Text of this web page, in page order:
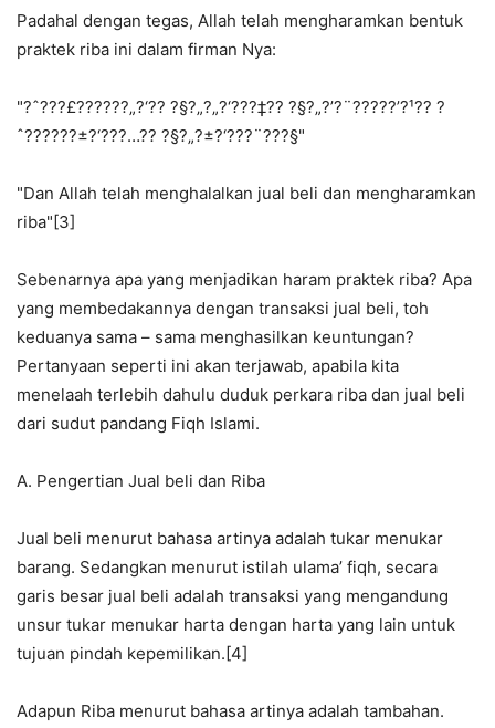
Padahal dengan tegas, Allah telah mengharamkan bentuk
praktek riba ini dalam firman Nya:
"?ˆ???£???­???„?‘?? ?§?„?„?‘???‡?? ?§?„?’?¨?????’?¹?? ?
ˆ???­???±?‘???…?? ?§?„?±?‘???¨???§"
"Dan Allah telah menghalalkan jual beli dan mengharamkan
riba"[3]
Sebenarnya apa yang menjadikan haram praktek riba? Apa
yang membedakannya dengan transaksi jual beli, toh
keduanya sama – sama menghasilkan keuntungan?
Pertanyaan seperti ini akan terjawab, apabila kita
menelaah terlebih dahulu duduk perkara riba dan jual beli
dari sudut pandang Fiqh Islami.
A. Pengertian Jual beli dan Riba
Jual beli menurut bahasa artinya adalah tukar menukar
barang. Sedangkan menurut istilah ulama’ fiqh, secara
garis besar jual beli adalah transaksi yang mengandung
unsur tukar menukar harta dengan harta yang lain untuk
tujuan pindah kepemilikan.[4]
Adapun Riba menurut bahasa artinya adalah tambahan.